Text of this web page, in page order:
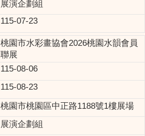
展演企劃組
115-07-23
桃園市水彩畫協會2026桃園水韻會員
聯展
115-08-06
115-08-23
桃園市桃園區中正路1188號1樓展場
展演企劃組